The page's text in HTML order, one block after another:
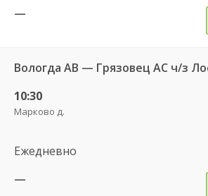
—
Вологда АВ — Грязовец АС ч/з
10:30
Марково д.
Ежедневно
—